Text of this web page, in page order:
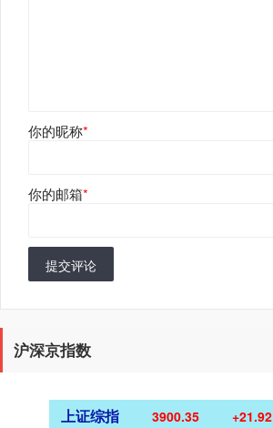
你的昵称*
你的邮箱*
提交评论
沪深京指数
上证综指 3900.35 +21.92